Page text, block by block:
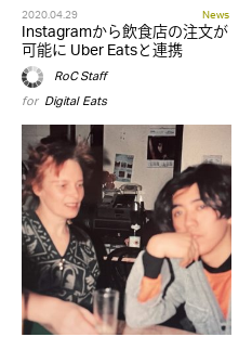
2020.04.29 News
Instagramから飲食店の注文が
可能に Uber Eatsと連携
RoC Staff
for Digital,Eats